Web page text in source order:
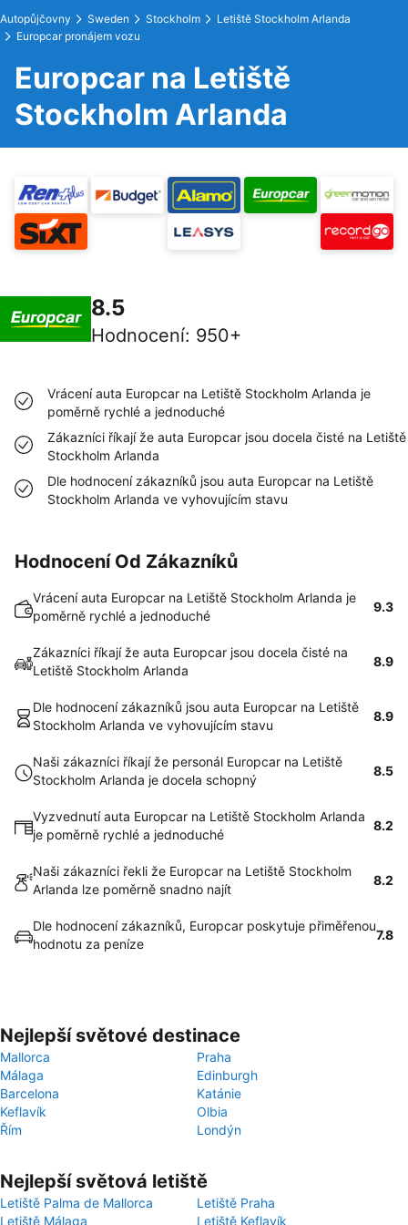
Autopůjčovny Sweden Stockholm
Letiště Stockholm Arlanda
Europcar pronájem vozu
Europcar na Letiště
Stockholm Arlanda
8.5
Hodnocení: 950+
Vrácení auta Europcar na Letiště Stockholm Arlanda je
poměrně rychlé a jednoduché
Zákazníci říkají že auta Europcar jsou docela čisté na Letiště
Stockholm Arlanda
Dle hodnocení zákazníků jsou auta Europcar na Letiště
Stockholm Arlanda ve vyhovujícím stavu
Hodnocení Od Zákazníků
Vrácení auta Europcar na Letiště Stockholm Arlanda je
poměrně rychlé a jednoduché
9.3
Zákazníci říkají že auta Europcar jsou docela čisté na
Letiště Stockholm Arlanda
8.9
Dle hodnocení zákazníků jsou auta Europcar na Letiště
Stockholm Arlanda ve vyhovujícím stavu
8.9
Naši zákazníci říkají že personál Europcar na Letiště
Stockholm Arlanda je docela schopný
8.5
Vyzvednutí auta Europcar na Letiště Stockholm Arlanda
je poměrně rychlé a jednoduché
8.2
Naši zákazníci řekli že Europcar na Letiště Stockholm
Arlanda lze poměrně snadno najít
8.2
Dle hodnocení zákazníků, Europcar poskytuje přiměřenou
hodnotu za peníze
7.8
Nejlepší světové destinace
Mallorca
Praha
Málaga
Edinburgh
Barcelona
Katánie
Keflavík
Olbia
Řím
Londýn
Nejlepší světová letiště
Letiště Palma de Mallorca
Letiště Praha
Letiště Málaga
Letiště Keflavík